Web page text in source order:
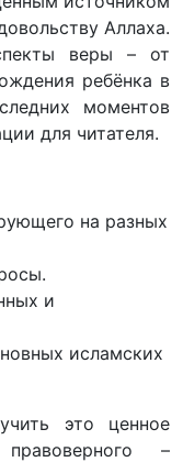
Аллаха.
веры – от
ребёнка в
моментов
для читателя.
на разных
и
исламских
это ценное
–